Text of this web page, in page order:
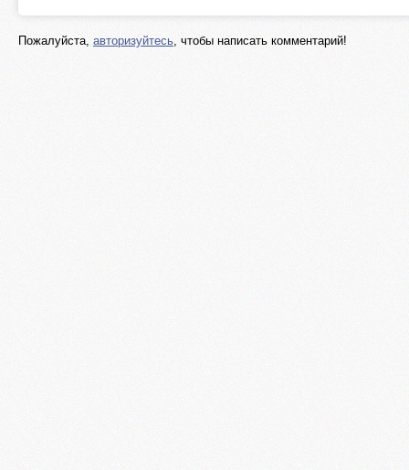
legko-v-uchebe.com
Пожалуйста, авторизуйтесь, чтобы написать комментарий!